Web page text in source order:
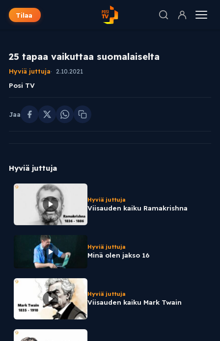
Tilaa
25 tapaa vaikuttaa suomalaiselta
Hyviä juttuja 2.10.2021
Posi TV
Jaa
Hyviä juttuja
Hyviä juttuja
Viisauden kaiku Ramakrishna
Hyviä juttuja
Minä olen jakso 16
Hyviä juttuja
Viisauden kaiku Mark Twain